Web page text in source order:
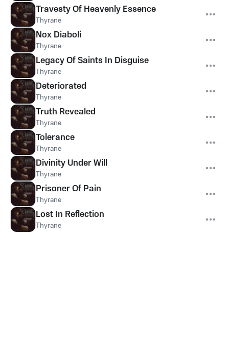
Travesty Of Heavenly Essence
Thyrane
Nox Diaboli
Thyrane
Legacy Of Saints In Disguise
Thyrane
Deteriorated
Thyrane
Truth Revealed
Thyrane
Tolerance
Thyrane
Divinity Under Will
Thyrane
Prisoner Of Pain
Thyrane
Lost In Reflection
Thyrane